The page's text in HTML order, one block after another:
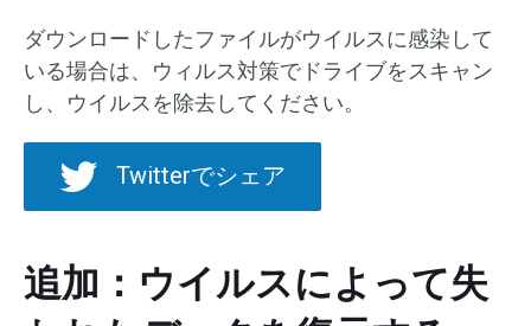
ダウンロードしたファイルがウイルスに感染して
いる場合は、ウィルス対策でドライブをスキャン
し、ウイルスを除去してください。
Twitterでシェア
追加：ウイルスによって失